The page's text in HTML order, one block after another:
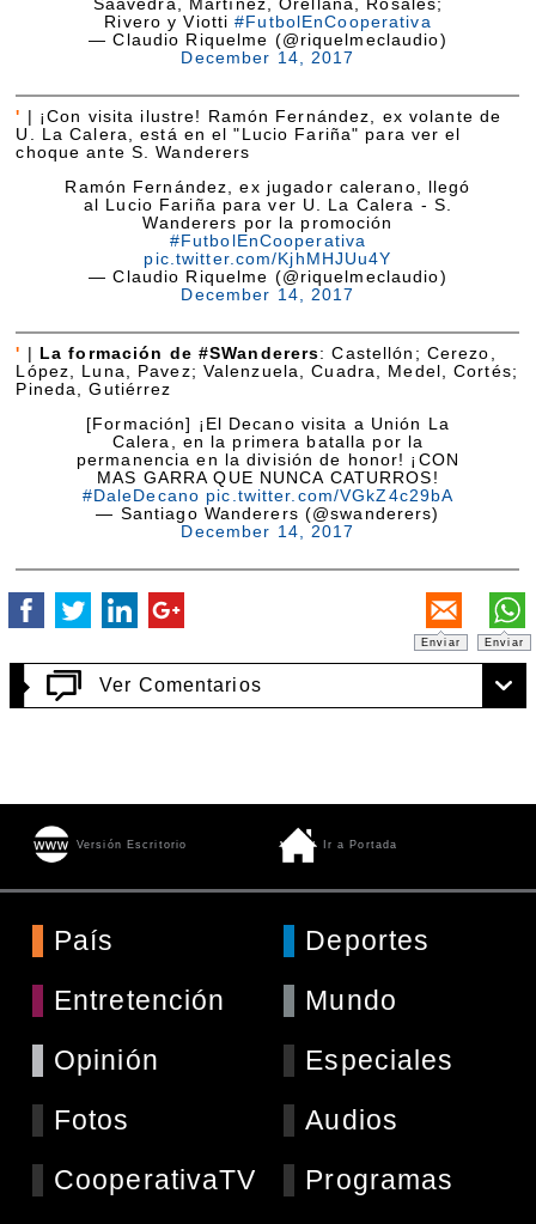
Saavedra, Martínez, Orellana, Rosales;
Rivero y Viotti#FutbolEnCooperativa
— Claudio Riquelme (@riquelmeclaudio)
December 14, 2017
'
¡Con visita ilustre! Ramón Fernández, ex volante de
U. La Calera, está en el "Lucio Fariña" para ver el
choque ante S. Wanderers
Ramón Fernández, ex jugador calerano, llegó
al Lucio Fariña para ver U. La Calera - S.
Wanderers por la promoción
#FutbolEnCooperativa
pic.twitter.com/KjhMHJUu4Y
— Claudio Riquelme (@riquelmeclaudio)
December 14, 2017
' La formación de #SWanderers: Castellón; Cerezo,
López, Luna, Pavez; Valenzuela, Cuadra, Medel, Cortés;
Pineda, Gutiérrez
[Formación] ¡El Decano visita a Unión La
Calera, en la primera batalla por la
permanencia en la división de honor! ¡CON
MAS GARRA QUE NUNCA CATURROS!
#DaleDecano pic.twitter.com/VGkZ4c29bA
— Santiago Wanderers (@swanderers)
December 14, 2017
Enviar Enviar
Ver Comentarios
Versión Escritorio Ir a Portada
País
Deportes
Entretención
Mundo
Opinión
Especiales
Fotos
Audios
CooperativaTV
Programas